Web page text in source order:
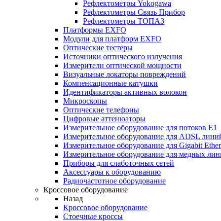
Рефлектометры Yokogawa
Рефлектометры Связь Прибор
Рефлектометры ТОПАЗ
Платформы EXFO
Модули для платформ EXFO
Оптические тестеры
Источники оптического излучения
Измерители оптической мощности
Визуальные локаторы повреждений
Компенсационные катушки
Идентификаторы активных волокон
Микроскопы
Оптические телефоны
Цифровые аттенюаторы
Измерительное оборудование для потоков Е1
Измерительное оборудование для ADSL
Измерительное оборудование для Gigabit
Измерительное оборудование для медных
Приборы для слаботочных сетей
Аксессуары к оборудованию
Радиочастотное оборудование
Кроссовое оборудование
Назад
Кроссовое оборудование
Стоечные кроссы